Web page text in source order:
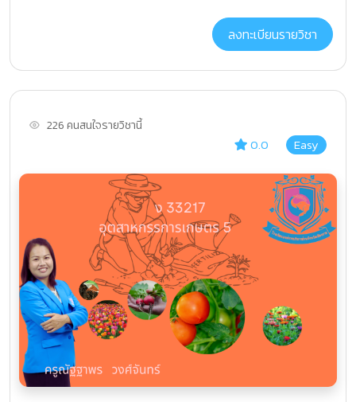
ลงทะเบียนรายวิชา
226 คนสนใจรายวิชานี้
0.0 Easy